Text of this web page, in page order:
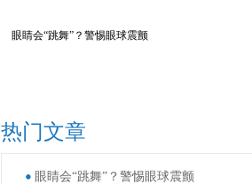
眼睛会“跳舞”？警惕眼球震颤
热门文章
眼睛会“跳舞”？警惕眼球震颤